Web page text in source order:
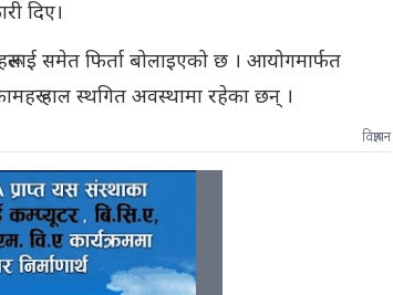
दिए।
समेत फिर्ता बोलाइएको छ । आयोगमार्फत
हाल स्थगित अवस्थामा रहेका छन् ।
विज्ञापन